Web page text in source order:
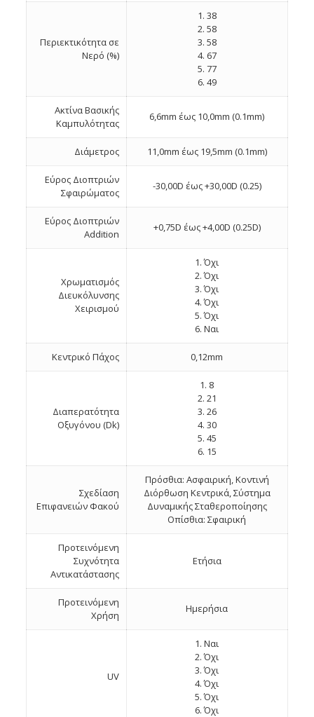
Περιεκτικότητα σε
Νερό (%)
1. 38
2. 58
3. 58
4. 67
5. 77
6. 49
Ακτίνα Βασικής
Καμπυλότητας
6,6mm έως 10,0mm (0.1mm)
Διάμετρος 11,0mm έως 19,5mm (0.1mm)
Εύρος Διοπτριών
Σφαιρώματος
-30,00D έως +30,00D (0.25)
Εύρος Διοπτριών
Addition
+0,75D έως +4,00D (0.25D)
Χρωματισμός
Διευκόλυνσης
Χειρισμού
1. Όχι
2. Όχι
3. Όχι
4. Όχι
5. Όχι
6. Ναι
Κεντρικό Πάχος 0,12mm
Διαπερατότητα
Οξυγόνου (Dk)
1. 8
2. 21
3. 26
4. 30
5. 45
6. 15
Σχεδίαση
Eπιφανειών Φακού
Πρόσθια: Ασφαιρική, Κοντινή
Διόρθωση Κεντρικά, Σύστημα
Δυναμικής Σταθεροποίησης
Οπίσθια: Σφαιρική
Προτεινόμενη
Συχνότητα
Αντικατάστασης
Ετήσια
Προτεινόμενη
Χρήση
Ημερήσια
UV
1. Ναι
2. Όχι
3. Όχι
4. Όχι
5. Όχι
6. Όχι